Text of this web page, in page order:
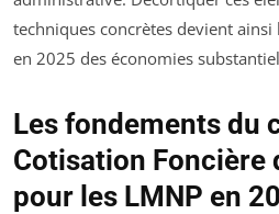
techniques concrètes devient
en 2025 des économies
Les fondements du
Cotisation Foncière
pour les LMNP en